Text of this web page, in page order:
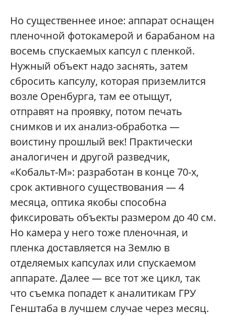
Но существеннее иное: аппарат оснащен
пленочной фотокамерой и барабаном на
восемь спускаемых капсул с пленкой.
Нужный объект надо заснять, затем
сбросить капсулу, которая приземлится
возле Оренбурга, там ее отыщут,
отправят на проявку, потом печать
снимков и их анализ-обработка —
воистину прошлый век! Практически
аналогичен и другой разведчик,
«Кобальт-М»: разработан в конце 70-х,
срок активного существования — 4
месяца, оптика якобы способна
фиксировать объекты размером до 40 см.
Но камера у него тоже пленочная, и
пленка доставляется на Землю в
отделяемых капсулах или спускаемом
аппарате. Далее — все тот же цикл, так
что съемка попадет к аналитикам ГРУ
Генштаба в лучшем случае через месяц.